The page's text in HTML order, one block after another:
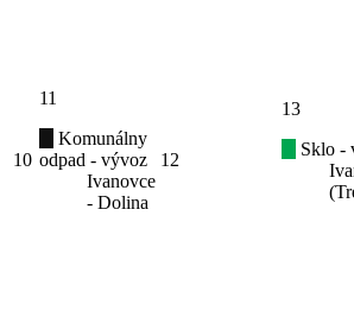
10
11
Komunálny
odpad - vývoz
Ivanovce
- Dolina
12
13
Sklo -